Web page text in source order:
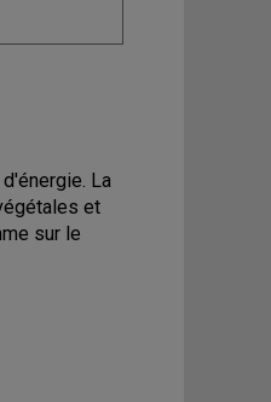
La
et
sur le